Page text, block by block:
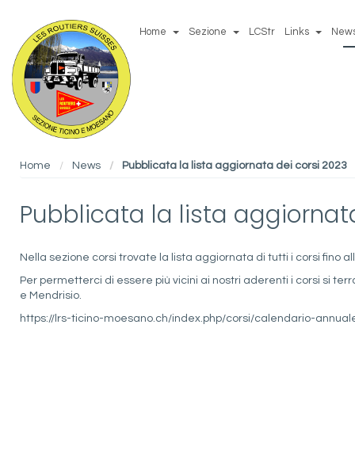
Home Sezione LCStr Links
Home News Pubblicata la lista aggiornata dei corsi 2023
Pubblicata la lista
Nella sezione corsi trovate la lista aggiornata di tutti i corsi fino
Per permetterci di essere più vicini ai nostri aderenti i corsi si
e Mendrisio.
https://lrs-ticino-moesano.ch/index.php/corsi/calendario-